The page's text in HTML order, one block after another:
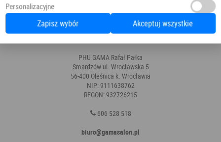
Polityka prywatności
Drzwi Oleśnica
Drzwi Wrocław
PHU GAMA Rafał Pałka
Smardzów ul. Wrocławska 5
56-400 Oleśnica k. Wrocławia
NIP: 9111638762
REGON: 932726215
606 528 518
biuro@gamasalon.pl
Personalizacyjne
Zapisz wybór Akceptuj wszystkie